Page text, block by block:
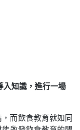
入知識，進行一場
而飲食教育就如同